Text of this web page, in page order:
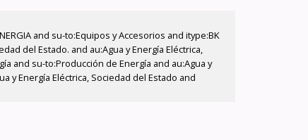
and su-to:Equipos y Accesorios and itype:BK
del Estado. and au:Agua y Energía Eléctrica,
and su-to:Producción de Energía and au:Agua y
y Energía Eléctrica, Sociedad del Estado and